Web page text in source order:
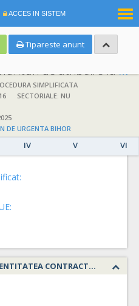
ACCES IN SISTEM
Tipareste anunt
Achizitie atribuita prin anunturi de atribuire la anuntul simplificat
SIMPLIFICATA
SECTORIALE: NU
DE URGENTA BIHOR
IV V VI
SECTIUNEA I: AUTORITATEA/ENTITATEA CONTRACTANTA